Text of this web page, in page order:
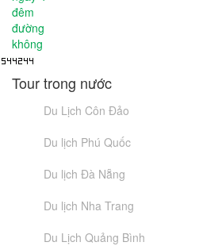
Tour trong nước
Du Lịch Côn Đảo
Du lịch Phú Quốc
Du lịch Đà Nẵng
Du lịch Nha Trang
Du Lịch Quảng Bình